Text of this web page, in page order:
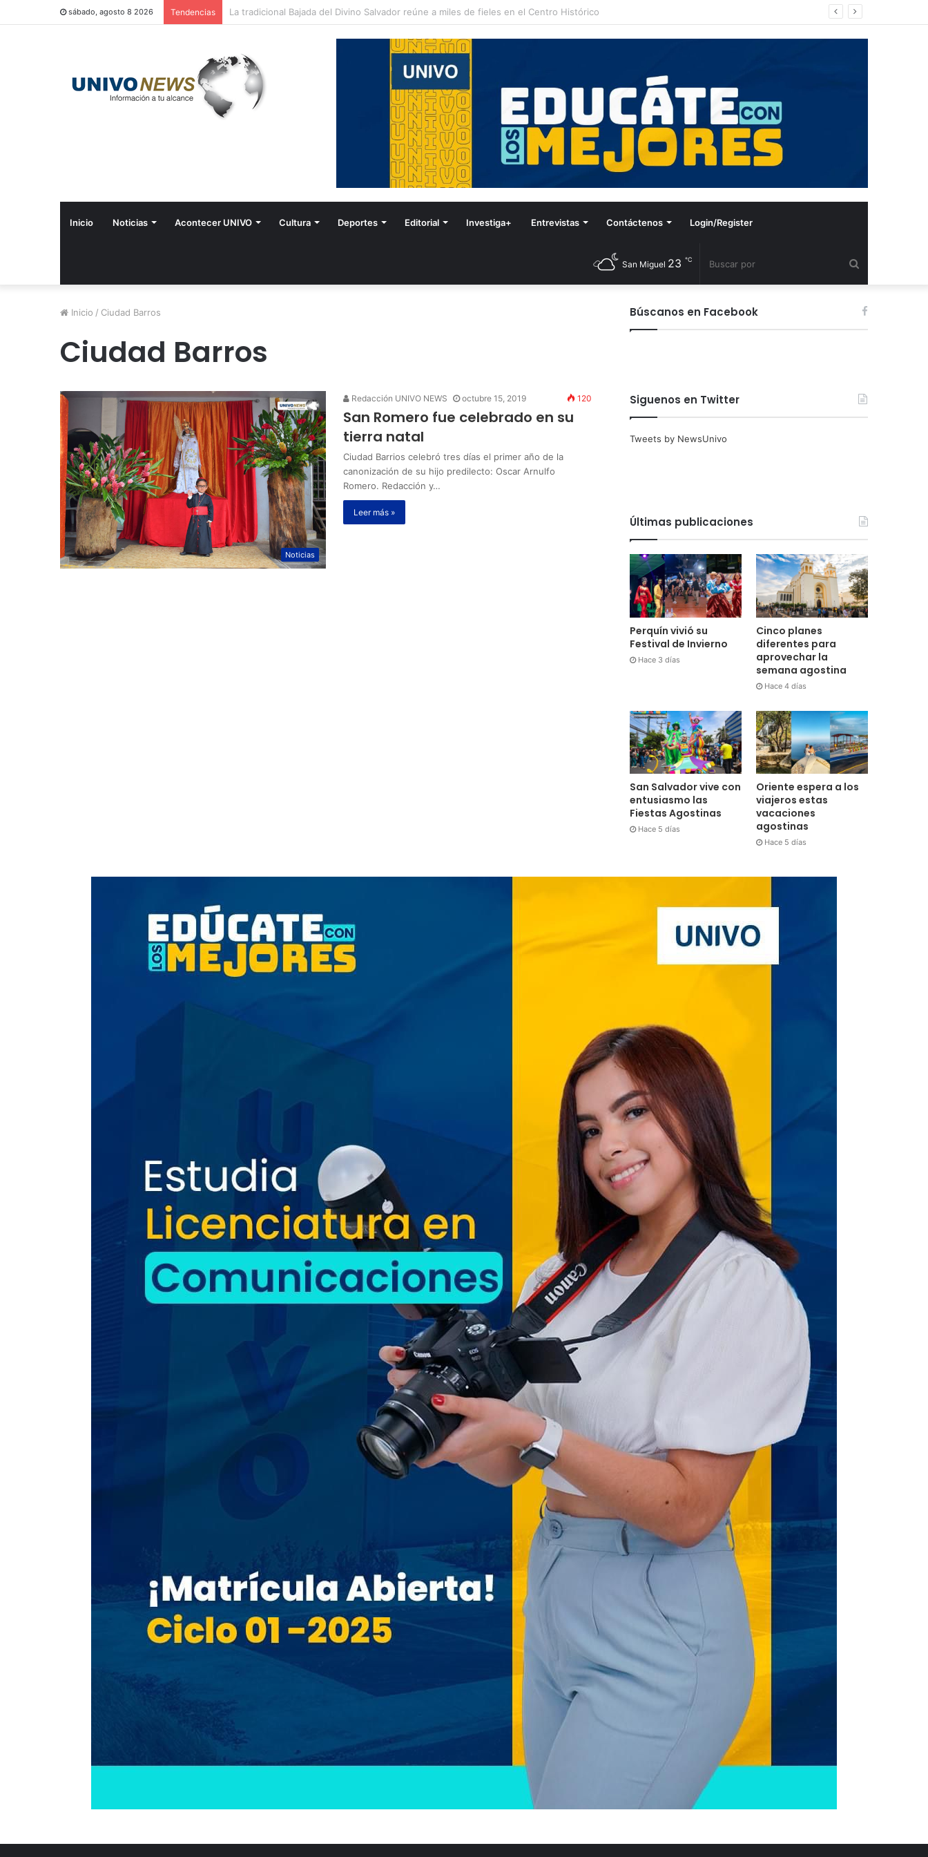
sábado, agosto 8 2026 Tendencias Perquín vivió su Festival de Invierno
Inicio Noticias Acontecer UNIVO Cultura Deportes Editorial Investiga+ Entrevistas Contáctenos Login/Register
por
San Miguel 23 ℃
Inicio / Ciudad Barros
Ciudad Barros
Noticias
Redacción UNIVO NEWS octubre 15, 2019 120
San Romero fue celebrado en su
tierra natal
Ciudad Barrios celebró tres días el primer año de la
canonización de su hijo predilecto: Oscar Arnulfo
Romero. Redacción y…
Leer más »
Búscanos en Facebook
Siguenos en Twitter
Tweets by NewsUnivo
Últimas publicaciones
Perquín vivió su
Festival de Invierno
Hace 3 días
Cinco planes
diferentes para
aprovechar la
semana agostina
Hace 4 días
San Salvador vive con
entusiasmo las
Fiestas Agostinas
Hace 5 días
Oriente espera a los
viajeros estas
vacaciones
agostinas
Hace 5 días